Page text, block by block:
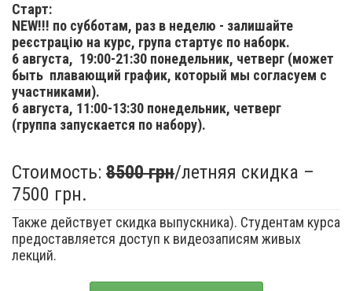
Старт:
NEW!!! по субботам, раз в неделю - залишайте
реєстрацію на курс, група стартує по наборк.
6 августа, 19:00-21:30 понедельник, четверг (может
быть плавающий график, который мы согласуем с
участниками).
6 августа, 11:00-13:30 понедельник, четверг
(группа запускается по набору).
Стоимость: 8500 грн/летняя скидка –
7500 грн.
Также действует скидка выпускника). Студентам курса
предоставляется доступ к видеозаписям живых
лекций.